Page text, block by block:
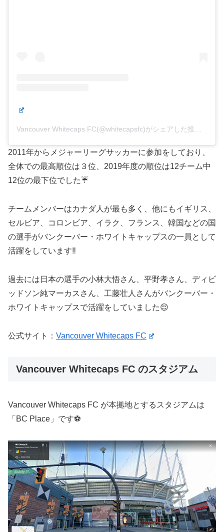
Vancouver Whitecaps FC(@whitecapsfc)がシェアした投稿
2011年からメジャーリーグサッカーに参加をしており、
全体での最高順位は３位、2019年度の順位は12チーム中
12位の最下位でした☔️
チームメンバーはカナダ人が最も多く、他にもイギリス、
セルビア、コロンビア、イラク、フランス、韓国などの国
の選手がバンクーバー・ホワイトキャップスの一員として
活躍をしています‼️
過去には日本の選手の小林大悟さん、平野孝さん、ディビ
ッドソン純マーカスさん、工藤壮人さんがバンクーバー・
ホワイトキャップスで活躍をしていました😌
公式サイト： Vancouver Whitecaps FC
Vancouver Whitecaps FC のスタジアム
Vancouver Whitecaps FC が本拠地とするスタジアムは
「BC Place」です⚽️